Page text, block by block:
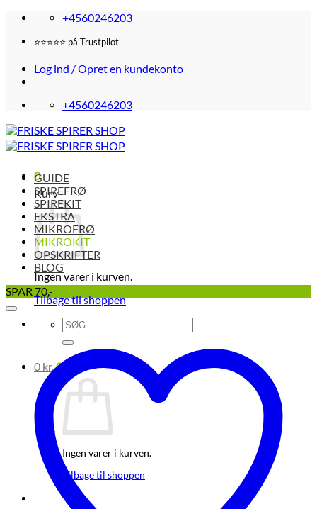
Fortsæt
indhold
+4560246203
⭐️⭐️⭐️⭐️⭐️ på Trustpilot
Log ind / Opret en kundekonto
+4560246203
0
Kurv
Ingen varer i kurven.
Tilbage til shoppen
Søg
efter:
0 kr.0
Ingen varer i kurven.
Tilbage til shoppen
GUIDE
SPIREFRØ
SPIREKIT
EKSTRA
MIKROFRØ
MIKROKIT
OPSKRIFTER
BLOG
SPAR 70,-